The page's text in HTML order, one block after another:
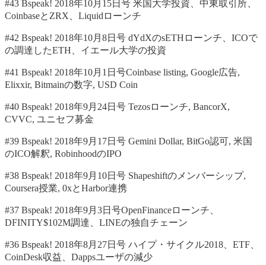
#43 Bspeak! 2018年10月15日号 米国大学投資、中東取引所、
CoinbaseとZRX、Liquidローンチ
#42 Bspeak! 2018年10月8日号 dYdXのsETHローンチ、ICOで
の調達したETH、イエール大学の投資
#41 Bspeak! 2018年10月1日号Coinbase listing, Google広告,
Elixxir, Bitmainの数字, USD Coin
#40 Bspeak! 2018年9月24日号 Tezosローンチ, BancorX,
CVVC, ユニセフ募金
#39 Bspeak! 2018年9月17日号 Gemini Dollar, BitGo認可, 米国
のICO解釈, RobinhoodのIPO
#38 Bspeak! 2018年9月10日号 Shapeshiftのメンバーシップ,
Coursera授業, 0xとHarbor連携
#37 Bspeak! 2018年9月3日号OpenFinanceローンチ、
DFINITY$102M調達、LINEの独自チェーン
#36 Bspeak! 2018年8月27日号 ハイプ・サイクル2018、ETF、
CoinDesk収益、Dappsユーザの減少